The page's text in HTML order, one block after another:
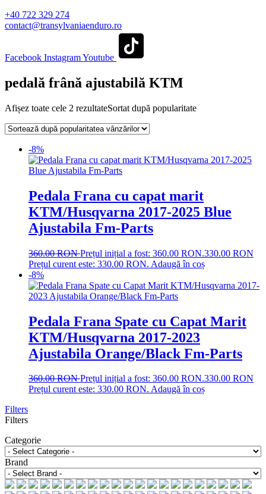
+40 722 329 274
contact@transylvaniaenduro.ro
Facebook InstagramYoutube
pedală frână ajustabilă KTM
Afișez toate cele 2 rezultateSortat după popularitate
-8%
Pedala Frana cu capat marit
KTM/Husqvarna 2017-2025 Blue
Ajustabila Fm-Parts
360.00RONPrețul inițial a fost: 360.00 RON.330.00 RON
Prețul curent este: 330.00 RON. Adaugă în coș
-8%
Pedala Frana Spate cu Capat Marit
KTM/Husqvarna 2017-2023
Ajustabila Orange/Black Fm-Parts
360.00RONPrețul inițial a fost: 360.00 RON.330.00 RON
Prețul curent este: 330.00 RON. Adaugă în coș
Filters
Filters
Categorie
Brand